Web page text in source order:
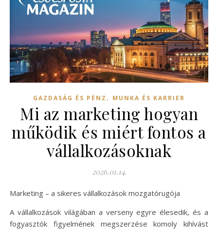
GAZDASÁG ÉS PÉNZ , MUNKA ÉS KARRIER
Mi az marketing hogyan
működik és miért fontos a
vállalkozásoknak
2026.01.14.
Marketing – a sikeres vállalkozások mozgatórugója
A vállalkozások világában a verseny egyre élesedik, és a
fogyasztók figyelmének megszerzése komoly kihívást